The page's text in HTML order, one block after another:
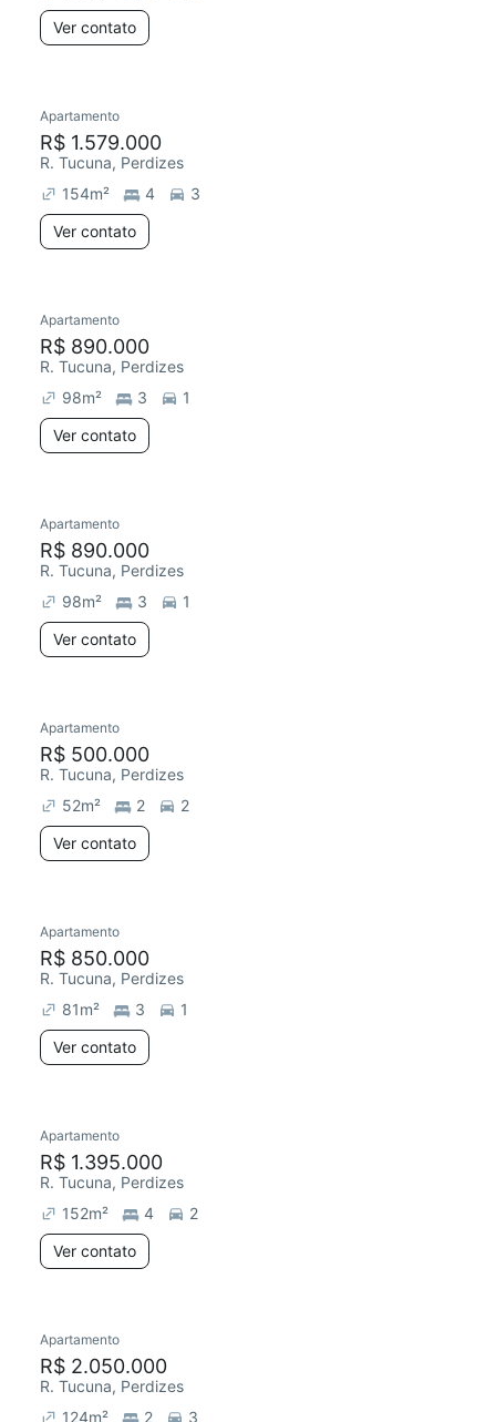
Ver contato
Apartamento
R$ 1.579.000
R. Tucuna, Perdizes
154m² 4
3
Ver contato
Apartamento
R$ 890.000
R. Tucuna, Perdizes
98m² 3
1
Ver contato
Apartamento
R$ 890.000
R. Tucuna, Perdizes
98m² 3
1
Ver contato
Apartamento
R$ 500.000
R. Tucuna, Perdizes
52m² 2
2
Ver contato
Apartamento
R$ 850.000
R. Tucuna, Perdizes
81m² 3
1
Ver contato
Apartamento
R$ 1.395.000
R. Tucuna, Perdizes
152m² 4
2
Ver contato
Apartamento
R$ 2.050.000
R. Tucuna, Perdizes
124m² 2 3